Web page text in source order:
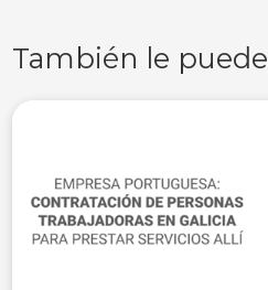
También le puede